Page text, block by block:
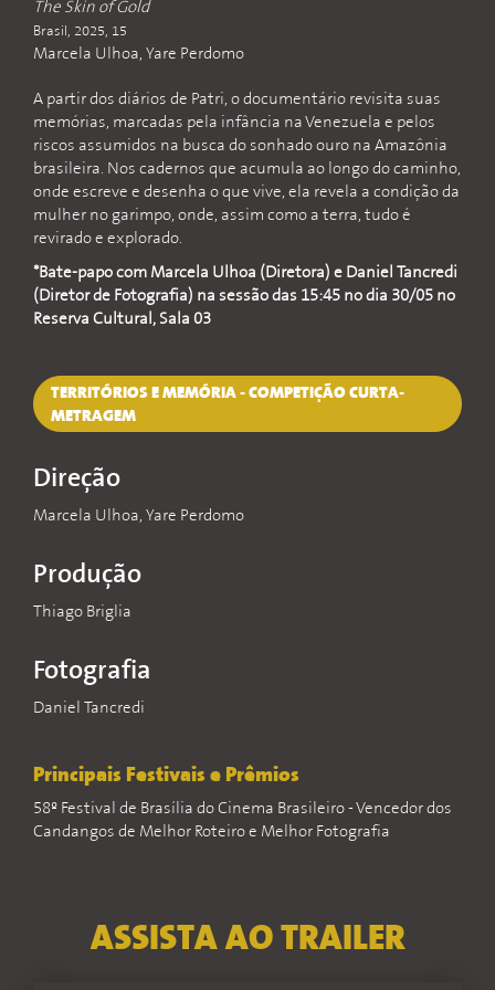
The Skin of Gold
Brasil, 2025, 15
Marcela Ulhoa, Yare Perdomo
A partir dos diários de Patri, o documentário revisita suas
memórias, marcadas pela infância na Venezuela e pelos
riscos assumidos na busca do sonhado ouro na Amazônia
brasileira. Nos cadernos que acumula ao longo do caminho,
onde escreve e desenha o que vive, ela revela a condição da
mulher no garimpo, onde, assim como a terra, tudo é
revirado e explorado.
*Bate-papo com Marcela Ulhoa (Diretora) e Daniel Tancredi
(Diretor de Fotografia) na sessão das 15:45 no dia 30/05 no
Reserva Cultural, Sala 03
TERRITÓRIOS E MEMÓRIA - COMPETIÇÃO CURTA-
METRAGEM
Direção
Marcela Ulhoa, Yare Perdomo
Produção
Thiago Briglia
Fotografia
Daniel Tancredi
Principais Festivais e Prêmios
58º Festival de Brasília do Cinema Brasileiro - Vencedor dos
Candangos de Melhor Roteiro e Melhor Fotografia
ASSISTA AO TRAILER